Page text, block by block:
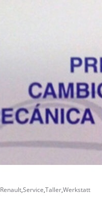
Renault,Service,Taller,Werkstatt